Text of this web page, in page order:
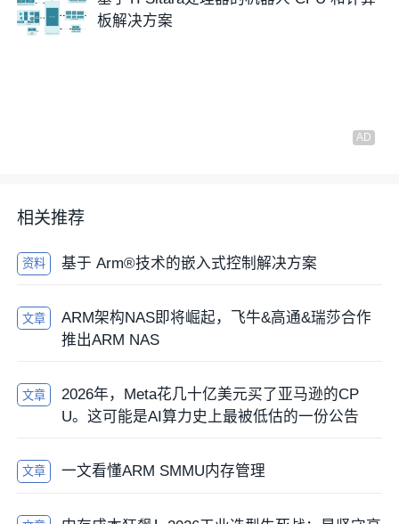
板解决方案
相关推荐
资料 基于 Arm®技术的嵌入式控制解决方案
文章
ARM架构NAS即将崛起，飞牛&高通&瑞莎合作
推出ARM NAS
文章
2026年，Meta花几十亿美元买了亚马逊的CP
U。这可能是AI算力史上最被低估的一份公告
文章 一文看懂ARM SMMU内存管理